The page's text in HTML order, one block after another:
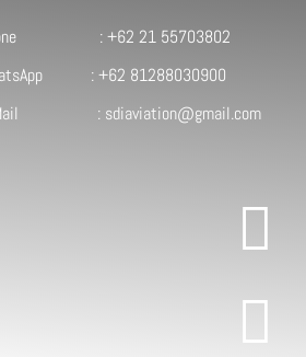
: +62 21 55703802
: +62 81288030900
: sdiaviation@gmail.com

